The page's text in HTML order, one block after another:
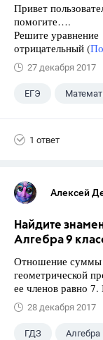
Привет
помогите….
Решите
отрицательный (
27 декабря 2017
ЕГЭ
1 ответ
Алексей
Найдите
Алгебра 9
Отношение суммы
геометрической
ее членов равно
28 декабря 2017
ГДЗ Алгебра